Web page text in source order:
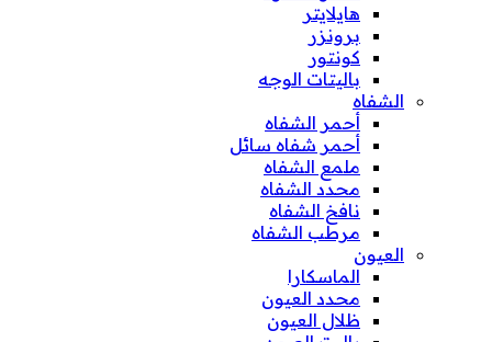
هايلايتر
برونزر
كونتور
باليتات الوجه
الشفاه
أحمر الشفاه
أحمر شفاه سائل
ملمع الشفاه
محدد الشفاه
نافخ الشفاه
مرطب الشفاه
العيون
الماسكارا
محدد العيون
ظلال العيون